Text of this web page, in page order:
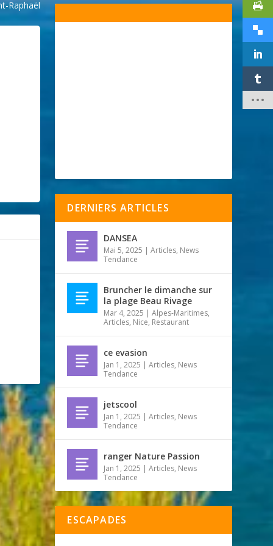
Raphaël
DERNIERS ARTICLES
DANSEA
Mai 5, 2025 |Articles, News
Tendance
Bruncher le dimanche sur
la plage Beau Rivage
Mar 4, 2025 |Alpes-Maritimes,
Articles, Nice, Restaurant
ce evasion
Jan 1, 2025 |Articles, News
Tendance
jetscool
Jan 1, 2025 |Articles, News
Tendance
ranger Nature Passion
Jan 1, 2025 |Articles, News
Tendance
ESCAPADES